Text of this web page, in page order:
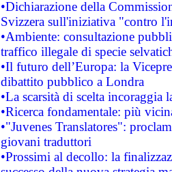
•Dichiarazione della
Svizzera sull'iniziativa "contro
•Ambiente: consultazione
traffico illegale di specie
•Il futuro dell’Europa: la
dibattito pubblico a Londra
•La scarsità di scelta
•Ricerca fondamentale: più
•"Juvenes Translatores":
giovani traduttori
•Prossimi al decollo: la